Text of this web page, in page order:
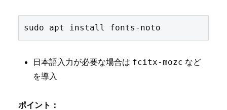
日本語入力が必要な場合は fcitx-mozc など
を導入
ポイント：